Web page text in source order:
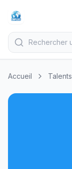
Accueil Talents